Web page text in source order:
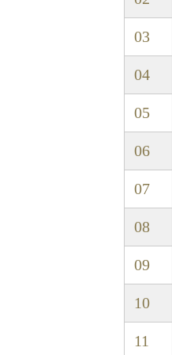
03
04
05
06
07
08
09
10
11